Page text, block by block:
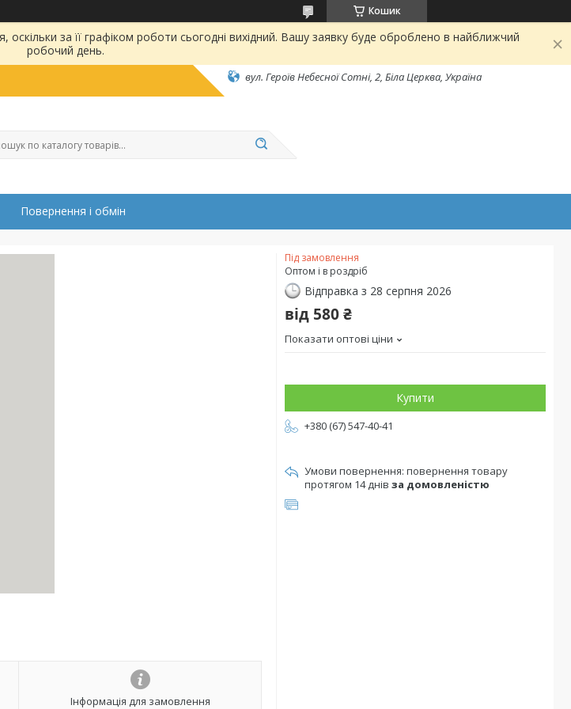
Кошик
за її графіком роботи сьогодні вихідний. Вашу заявку буде оброблено в найближчий
робочий день.
вул. Героїв Небесної Сотні, 2, Біла Церква, Україна
Повернення і обмін
Інформація для замовлення
Під замовлення
Оптом і в роздріб
Відправка з 28 серпня 2026
від 580 ₴
Показати оптові ціни
Купити
+380 (67) 547-40-41
повернення товару
протягом 14 днів за домовленістю